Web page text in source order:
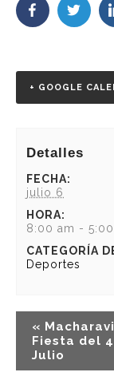
+ GOOGLE
Detalles
FECHA:
julio 6
HORA:
8:00 am -
CATEGORÍA
Deportes
del
Evento
«
Fiesta del
Julio